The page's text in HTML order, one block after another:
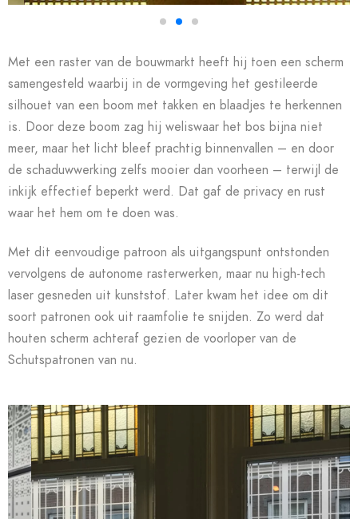
Met een raster van de bouwmarkt heeft hij toen een scherm
samengesteld waarbij in de vormgeving het gestileerde
silhouet van een boom met takken en blaadjes te herkennen
is. Door deze boom zag hij weliswaar het bos bijna niet
meer, maar het licht bleef prachtig binnenvallen – en door
de schaduwwerking zelfs mooier dan voorheen – terwijl de
inkijk effectief beperkt werd. Dat gaf de privacy en rust
waar het hem om te doen was.
Met dit eenvoudige patroon als uitgangspunt ontstonden
vervolgens de autonome rasterwerken, maar nu high-tech
laser gesneden uit kunststof. Later kwam het idee om dit
soort patronen ook uit raamfolie te snijden. Zo werd dat
houten scherm achteraf gezien de voorloper van de
Schutspatronen van nu.